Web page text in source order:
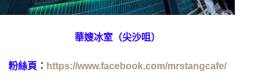
華嫂冰室（尖沙咀）
粉絲頁： https://www.facebook.com/mrstangcafe/